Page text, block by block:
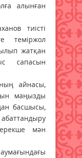
алынған
тиісті
теміржол
жатқан
сапасын
айнасы,
маңызды
басшысы,
мән